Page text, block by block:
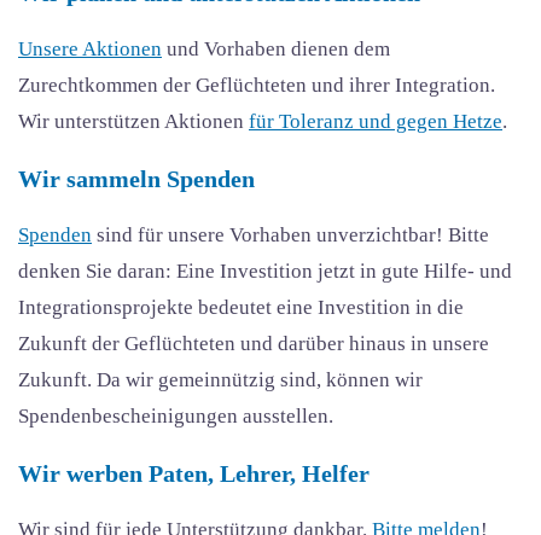
Unsere Aktionen und Vorhaben dienen dem
Zurechtkommen der Geflüchteten und ihrer Integration.
Wir unterstützen Aktionen für Toleranz und gegen Hetze.
Wir sammeln Spenden
Spenden sind für unsere Vorhaben unverzichtbar! Bitte
denken Sie daran: Eine Investition jetzt in gute Hilfe- und
Integrationsprojekte bedeutet eine Investition in die
Zukunft der Geflüchteten und darüber hinaus in unsere
Zukunft. Da wir gemeinnützig sind, können wir
Spendenbescheinigungen ausstellen.
Wir werben Paten, Lehrer, Helfer
Wir sind für jede Unterstützung dankbar. Bitte melden!